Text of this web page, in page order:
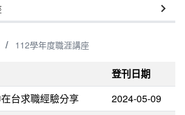
/ 112學年度職涯講座
登刊日期
台求職經驗分享
2024-05-09